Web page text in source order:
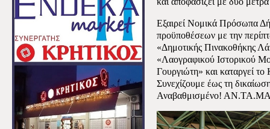
Εξαιρεί Νομικά Πρόσωπα
προϋποθέσεων με την
«Δημοτικής Πινακοθήκης
«Λαογραφικού Ιστορικού
Γουργιώτη» και καταργεί
Συνεχίζουμε έως τη
Αναβαθμισμένο!